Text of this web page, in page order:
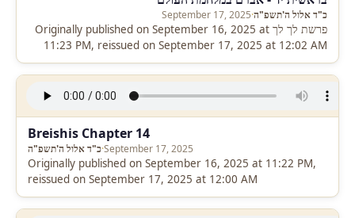
כ"ד אלול ה'תשפ"ה·
September 17, 2025
פרשת לך לך Originally published on September 16, 2025 at
11:23 PM, reissued on September 17, 2025 at 12:02 AM
Breishis Chapter 14
כ"ד אלול ה'תשפ"ה·September 17, 2025
Originally published on September 16, 2025 at 11:22 PM,
reissued on September 17, 2025 at 12:00 AM